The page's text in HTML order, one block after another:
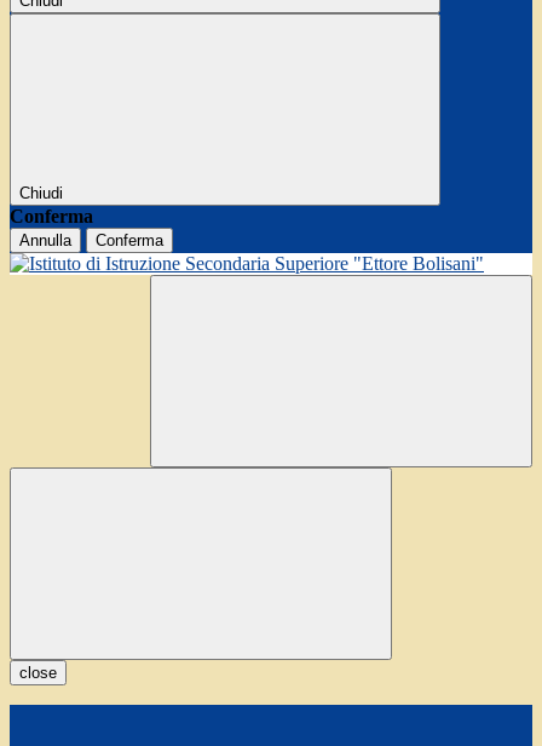
Chiudi
Conferma
Annulla Conferma
close